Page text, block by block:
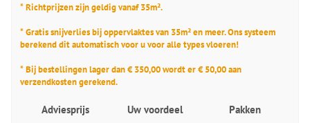
* Richtprijzen zijn geldig vanaf 35m².
* Gratis snijverlies bij oppervlaktes van 35m² en meer. Ons systeem
berekend dit automatisch voor u voor alle types vloeren!
* Bij bestellingen lager dan € 350,00 wordt er € 50,00 aan
verzendkosten gerekend.
Adviesprijs Uw voordeel Pakken